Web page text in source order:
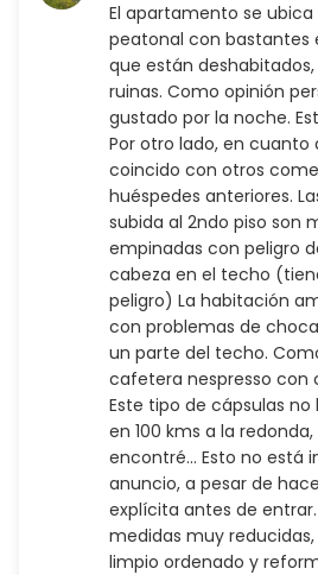
El apartamento se ubica
peatonal con bastantes
que están
ruinas. Como opinión
gustado por la noche.
Por otro lado, en
coincido con otros
huéspedes anteriores.
subida al 2ndo piso son
empinadas con peligro
cabeza en el techo
peligro) La habitación
con problemas de
un parte del techo.
cafetera nespresso con
Este tipo de cápsulas
en 100 kms a la
encontré… Esto no está
anuncio, a pesar de
explícita antes de
medidas muy
limpio ordenado y